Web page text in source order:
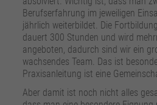
Berufserfahrung im jeweiligen
jährlich weiterbildet. Die
dauert 300 Stunden und wird
angeboten, dadurch sind wir ein
wachsendes Team. Das ist
Praxisanleitung ist eine
Aber damit ist noch nicht alles